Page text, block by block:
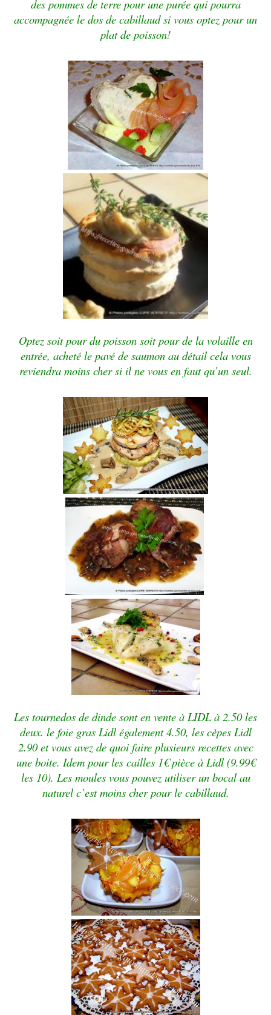
des pommes de terre pour une purée qui pourra
accompagnée le dos de cabillaud si vous optez pour un
plat de poisson!
Optez soit pour du poisson soit pour de la volaille en
entrée, acheté le pavé de saumon au détail cela vous
reviendra moins cher si il ne vous en faut qu’un seul.
Les tournedos de dinde sont en vente à LIDL à 2.50 les
deux. le foie gras Lidl également 4.50, les cèpes Lidl
2.90 et vous avez de quoi faire plusieurs recettes avec
une boite. Idem pour les cailles 1€ pièce à Lidl (9.99€
les 10). Les moules vous pouvez utiliser un bocal au
naturel c’est moins cher pour le cabillaud.